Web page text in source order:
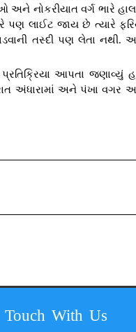
અને નોકરીયાત વર્ગ ભારે
લાઈટ જાય છે ત્યારે
તસ્દી પણ લેતા નથી.
આપતા જણાવ્યું
અંધારામાં અને પંખા વગર
Touch With Us